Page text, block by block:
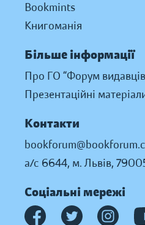
Bookmints
Книгоманія
Більше інформації
Про ГО “Форум
Презентаційні
Контакти
а/с 6644, м. Львів,
Соціальні мережі